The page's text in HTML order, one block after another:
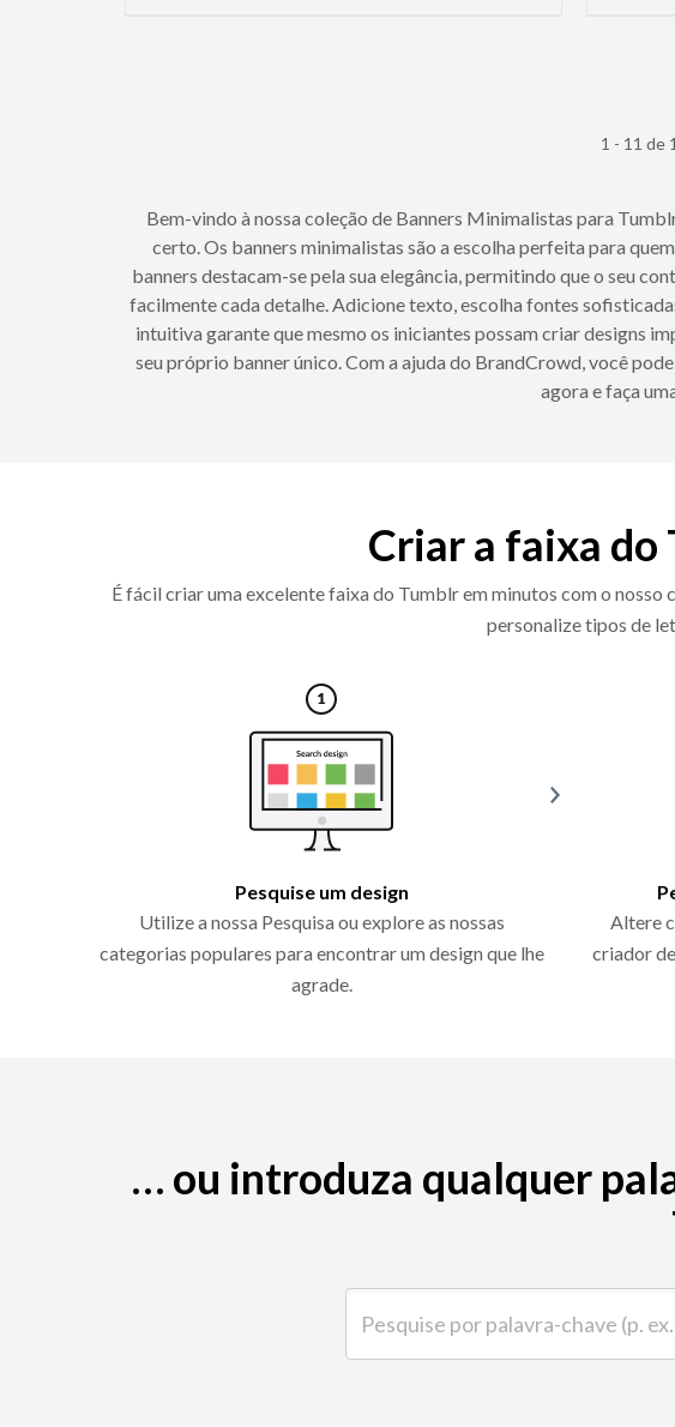
1 - 11 de
Bem-vindo à nossa coleção de Banners Minimalistas para
certo. Os banners minimalistas são a escolha perfeita para
banners destacam-se pela sua elegância, permitindo que o seu
facilmente cada detalhe. Adicione texto, escolha fontes
intuitiva garante que mesmo os iniciantes possam criar designs
seu próprio banner único. Com a ajuda do BrandCrowd, você
agora e faça
Criar a faixa
É fácil criar uma excelente faixa do Tumblr em minutos com o
personalize tipos de
Pesquise um design
Utilize a nossa Pesquisa ou explore as nossas
categorias populares para encontrar um design que lhe
agrade.
Altere
criador
… ou introduza qualquer